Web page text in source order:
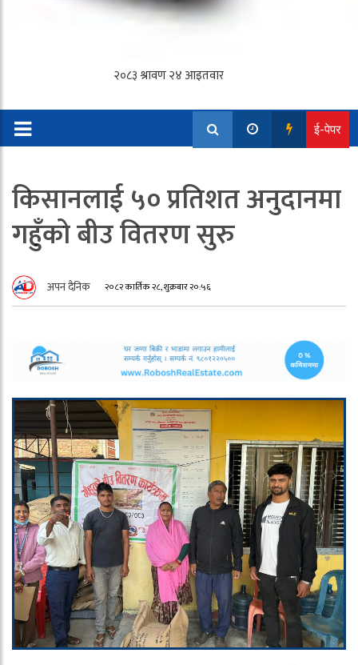
ई-पेपर
किसानलाई ५० प्रतिशत अनुदानमा
गहुँको बीउ वितरण सुरु
अपन दैनिक २०८२ कार्तिक २८, शुक्रबार २०:५६